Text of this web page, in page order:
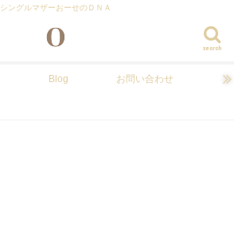
シングルマザーおーせのＤＮＡ
search
Blog お問い合わせ